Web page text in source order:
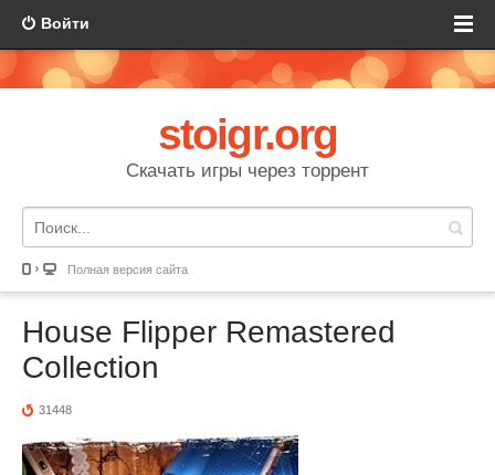
Войти
stoigr.org
Скачать игры через торрент
Полная версия сайта
House Flipper Remastered
Collection
31448